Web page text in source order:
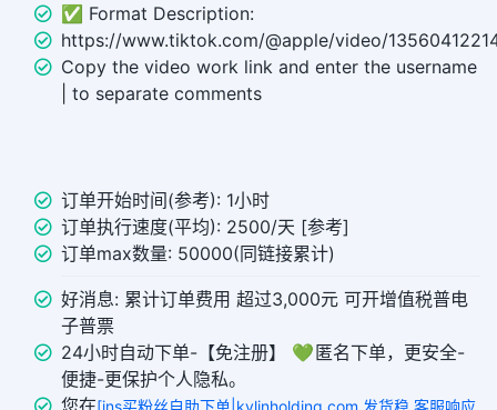
✅ Format Description:
https://www.tiktok.com/@apple/video/
Copy the video work link and enter the username
| to separate comments
订单开始时间(参考): 1小时
订单执行速度(平均): 2500/天 [参考]
订单max数量: 50000(同链接累计)
好消息: 累计订单费用 超过3,000元 可开增值税普电
子普票
24小时自动下单-【免注册】 💚 匿名下单，更安全-
便捷-更保护个人隐私。